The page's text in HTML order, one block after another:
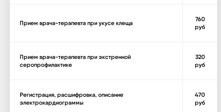
Прием врача-терапевта при укусе клеща
760
руб
Прием врача-терапевта при экстренной
серопрофилактике
320
руб
Регистрация, расшифровка, описание
электрокардиограммы
470
руб